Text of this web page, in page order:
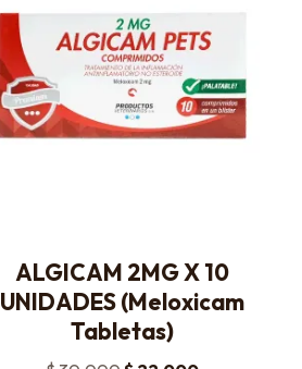
ALGICAM 2MG X 10
UNIDADES (Meloxicam
Tabletas)